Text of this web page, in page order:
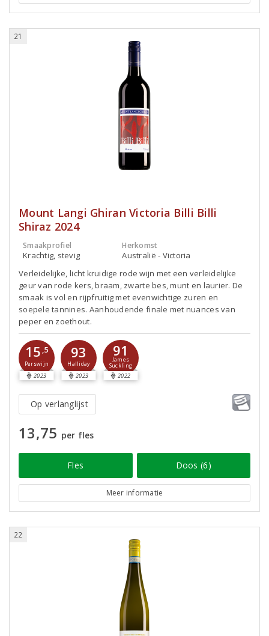
21
Mount Langi Ghiran Victoria Billi Billi
Shiraz 2024
Smaakprofiel
Krachtig, stevig
Herkomst
Australië - Victoria
Verleidelijke, licht kruidige rode wijn met een verleidelijke
geur van rode kers, braam, zwarte bes, munt en laurier. De
smaak is vol en rijpfruitig met evenwichtige zuren en
soepele tannines. Aanhoudende finale met nuances van
peper en zoethout.
15 ,5
Perswijn
2023
93
Halliday
2023
91
James
Suckling
2022
Op verlanglijst
13,75 per fles
Fles Doos (6)
Meer informatie
22